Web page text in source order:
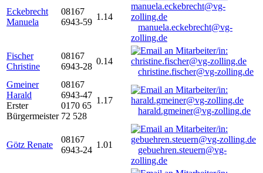
Eckebrecht
Manuela
08167
6943-59
1.14
manuela.eckebrecht@vg-
zolling.de
Fischer
Christine
08167
6943-28
0.14
christine.fischer@vg-zolling.de
Gmeiner
Harald
Erster
Bürgermeister
08167
6943-47
0170 65
72 528
1.17
harald.gmeiner@vg-zolling.de
Götz Renate
08167
6943-24
1.01
gebuehren.steuern@vg-
zolling.de